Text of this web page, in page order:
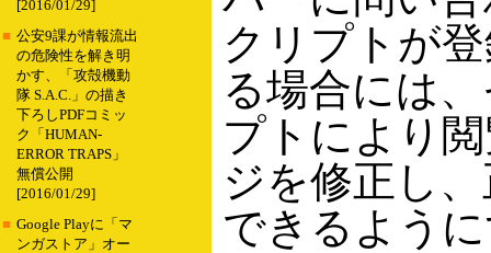
[2016/01/29]
■ 公安9課が情報流出
の危険性を解き明
かす、「攻殻機動
隊 S.A.C.」の描き
下ろしPDFコミッ
ク「HUMAN-
ERROR TRAPS」
無償公開
[2016/01/29]
■ Google Playに「マ
ンガストア」オー
クリプトが
る場合には
プトにより
ジを修正し
できるよう